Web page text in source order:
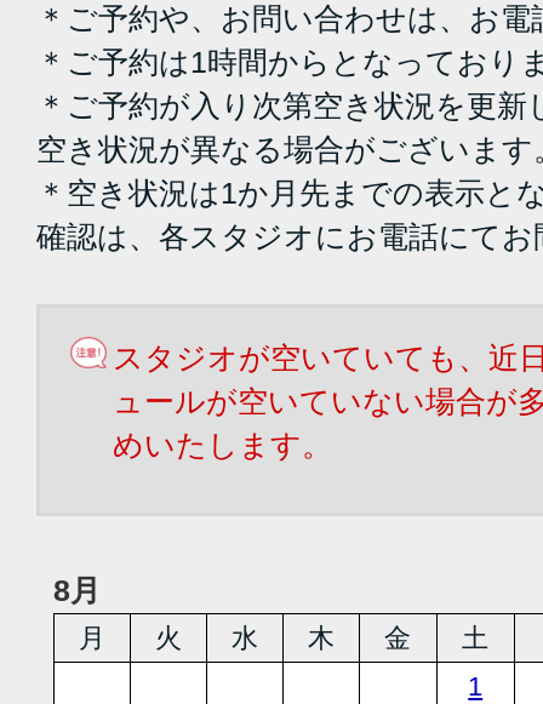
＊ご予約や、お問い合わせは、お
＊ご予約は1時間からとなっており
＊ご予約が入り次第空き状況を更
空き状況が異なる場合がございます
＊空き状況は1か月先までの表示と
確認は、各スタジオにお電話にて
スタジオが空いていても、近
ュールが空いていない場合が
めいたします。
8月
月 火 水 木 金 土
1